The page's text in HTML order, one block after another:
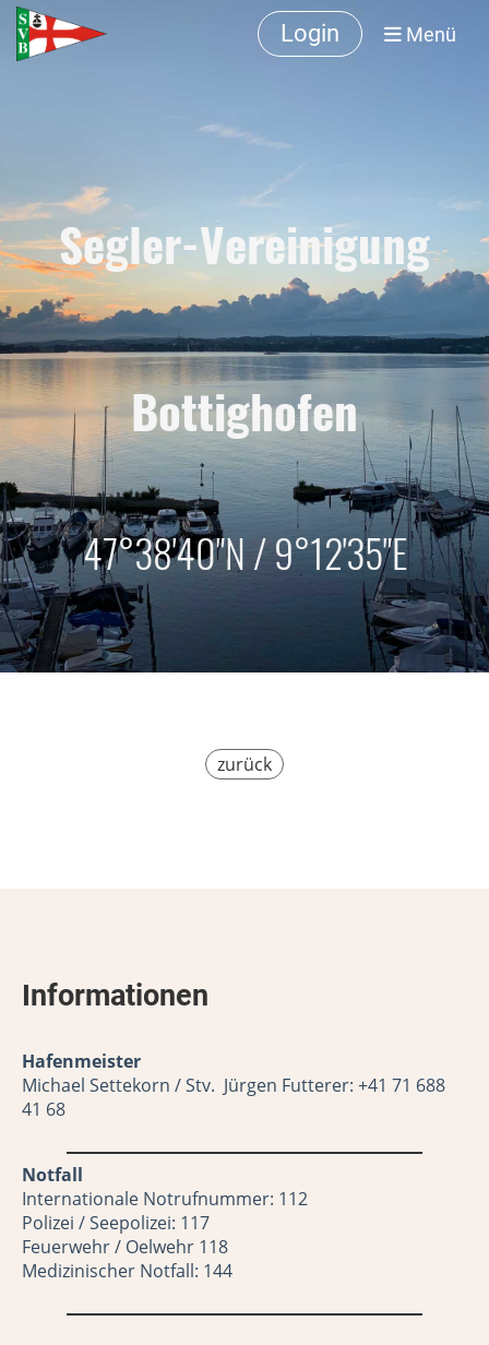
Login Menü
Segler-Vereinigung
Bottighofen
47°38'40"N / 9°12'35"E
zurück
Informationen
Hafenmeister
Michael Settekorn / Stv. Jürgen Futterer: +41 71 688
41 68
Notfall
Internationale Notrufnummer: 112
Polizei / Seepolizei: 117
Feuerwehr / Oelwehr 118
Medizinischer Notfall: 144